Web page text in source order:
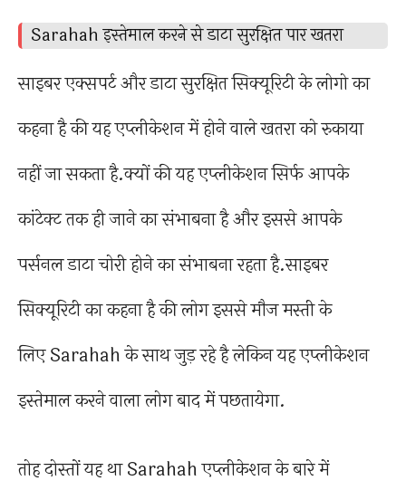
Sarahah इस्तेमाल करने से डाटा सुरक्षित पार खतरा
साइबर एक्सपर्ट और डाटा सुरक्षित सिक्यूरिटी के लोगो का
कहना है की यह एप्लीकेशन में होने वाले खतरा को रुकाया
नहीं जा सकता है.क्यों की यह एप्लीकेशन सिर्फ आपके
कांटेक्ट तक ही जाने का संभाबना है और इससे आपके
पर्सनल डाटा चोरी होने का संभाबना रहता है.साइबर
सिक्यूरिटी का कहना है की लोग इससे मौज मस्ती के
लिए Sarahah के साथ जुड़ रहे है लेकिन यह एप्लीकेशन
इस्तेमाल करने वाला लोग बाद में पछतायेगा.
तोह दोस्तों यह था Sarahah एप्लीकेशन के बारे में